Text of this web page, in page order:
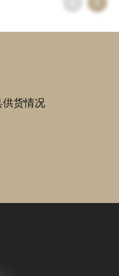
货情况